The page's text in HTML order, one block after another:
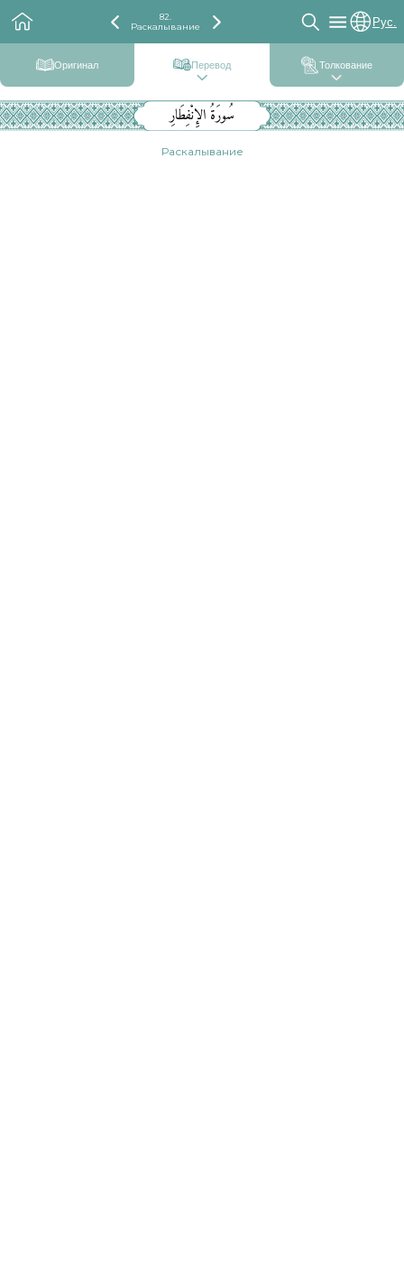
82.
Раскалывание
Рус.
Оригинал Перевод Толкование
سُورَةُ الإِنْفِطَارِ
Раскалывание